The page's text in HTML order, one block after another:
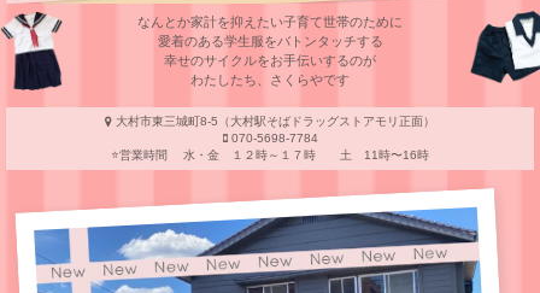
なんとか家計を抑えたい子育て世帯のために
愛着のある学⽣服をバトンタッチする
幸せのサイクルをお⼿伝いするのが
わたしたち、さくらやです
大村市東三城町8-5（大村駅そばドラッグストアモリ正面）
070-5698-7784
⭐️営業時間 水・金 １２時～１７時 土 11時〜16時